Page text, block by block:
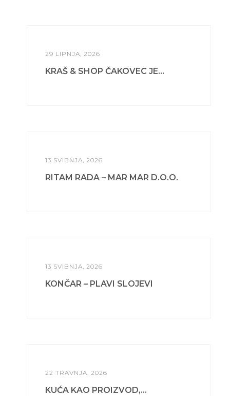
29 LIPNJA, 2026
KRAŠ & SHOP ČAKOVEC JE...
13 SVIBNJA, 2026
RITAM RADA – MAR MAR D.O.O.
13 SVIBNJA, 2026
KONČAR – PLAVI SLOJEVI
22 TRAVNJA, 2026
KUĆA KAO PROIZVOD,...